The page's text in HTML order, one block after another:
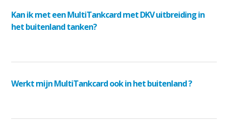
Kan ik met een MultiTankcard met DKV uitbreiding in
het buitenland tanken?
Werkt mijn MultiTankcard ook in het buitenland ?